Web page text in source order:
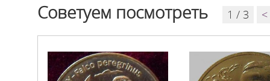
Советуем посмотреть 1 / 3 <